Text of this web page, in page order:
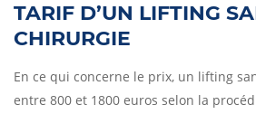
TARIF D’UN LIFTING
CHIRURGIE
En ce qui concerne le prix, un lifting
entre 800 et 1800 euros selon la